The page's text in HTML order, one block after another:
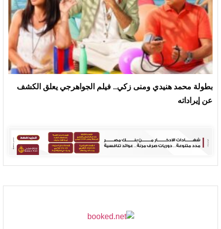
بطولة محمد هنيدي ومنى زكي.. فيلم الجواهرجي يعلق الكشف
عن إيراداته